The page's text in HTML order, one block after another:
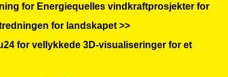
for Energiequelles vindkraftprosjekter for
for landskapet >>
for vellykkede 3D-visualiseringer for et